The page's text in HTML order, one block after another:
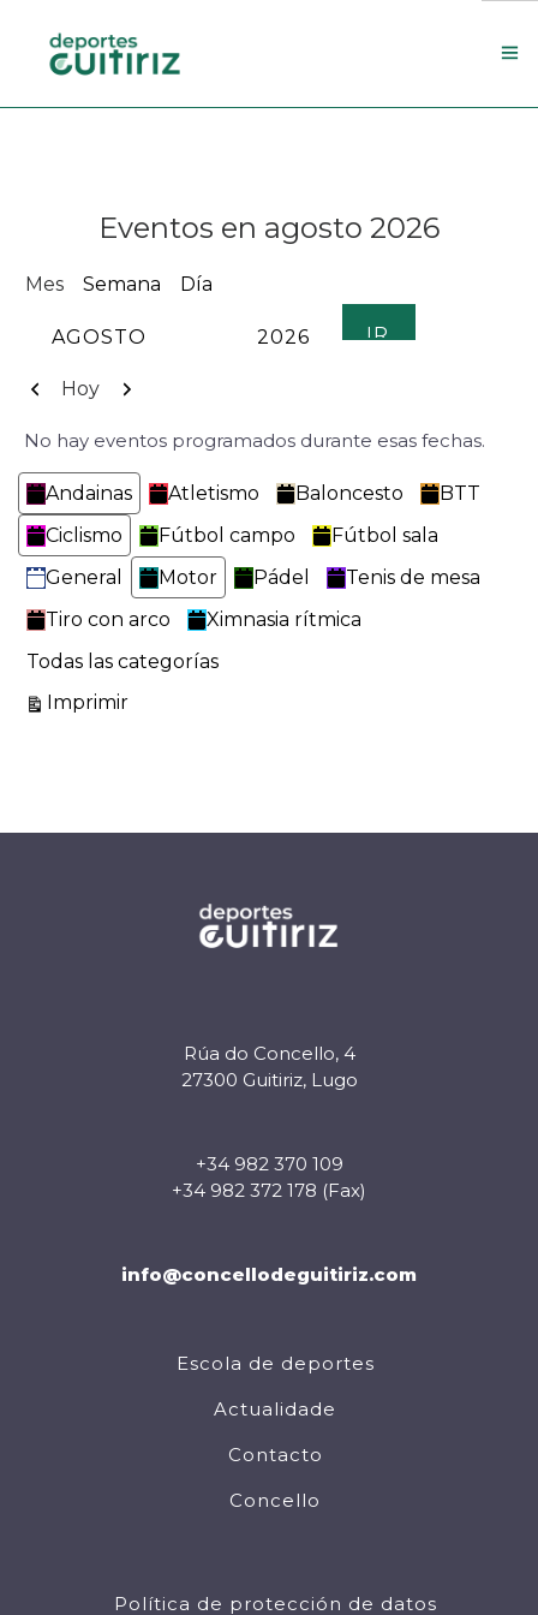
Contacto
Search Site
Eventos en agosto 2026
Mes Semana Día
MES
AÑO
Anterior
Hoy Siguiente
No hay eventos programados durante esas fechas.
Categorías
Andainas Atletismo Baloncesto
BTT
Ciclismo
Fútbol campo
Fútbol sala
General
Motor Pádel
Tenis de mesa
Tiro con arco
Ximnasia rítmica
Todas las categorías
ImprimirVistas
Rúa do Concello, 4
27300 Guitiriz, Lugo
+34 982 370 109
+34 982 372 178 (Fax)
info@concellodeguitiriz.com
Escola de deportes
Actualidade
Contacto
Concello
Política de protección de datos